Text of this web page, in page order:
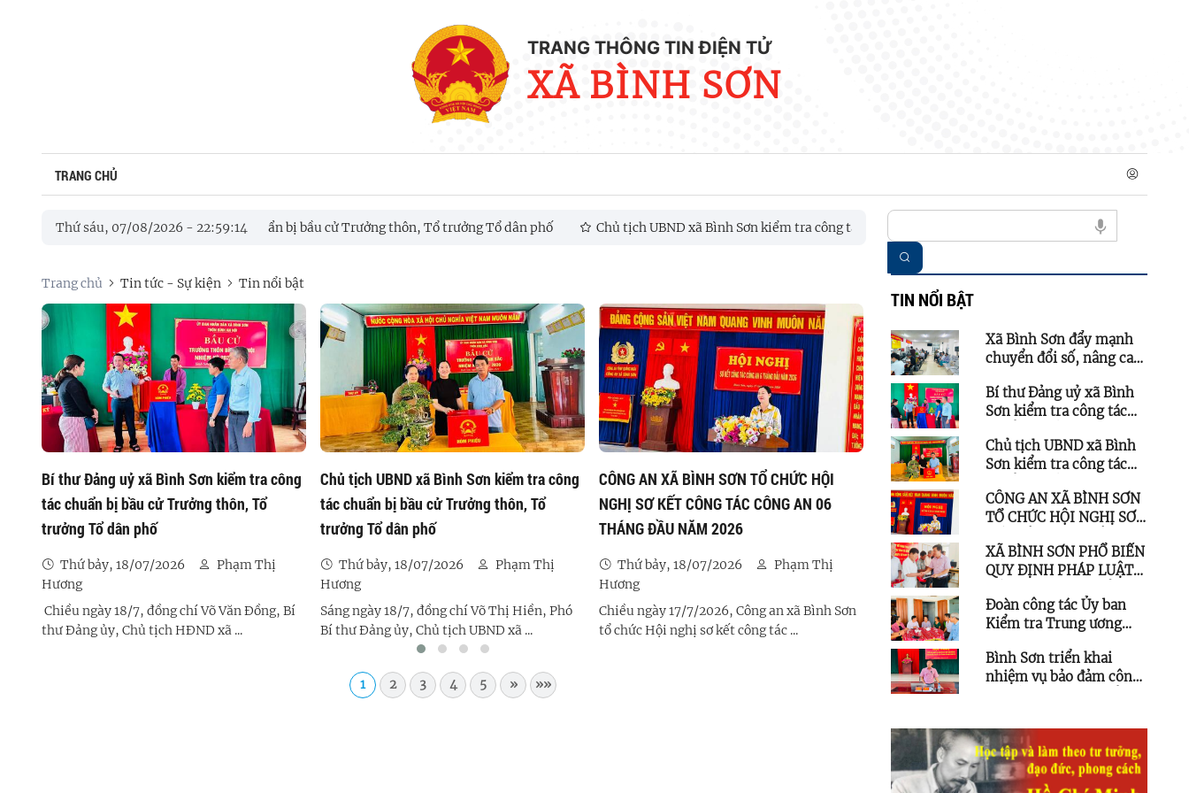
TRANG THÔNG TIN ĐIỆN TỬ
XÃ BÌNH SƠN
TRANG CHỦ
Thứ sáu, 07/08/2026 - 22:59:15
uỷ xã Bình Sơn kiểm tra công tác chuẩn bị bầu cử Trưởng thôn, Tổ trưởng Tổ dân phố
Chủ tịch UBND xã Bình Sơn kiểm tra công tác chuẩn bị bầu cử Trưởng thôn, Tổ trưởng Tổ dân phố
Trang chủ
Tin tức - Sự kiện Tin nổi bật
Bí thư Đảng uỷ xã Bình Sơn kiểm tra công
tác chuẩn bị bầu cử Trưởng thôn, Tổ
trưởng Tổ dân phố
Thứ bảy, 18/07/2026
Phạm Thị
Hương
Chiều ngày 18/7, đồng chí Võ Văn Đồng, Bí
thư Đảng ủy, Chủ tịch HĐND xã ...
Chủ tịch UBND xã Bình Sơn kiểm tra công
tác chuẩn bị bầu cử Trưởng thôn, Tổ
trưởng Tổ dân phố
Thứ bảy, 18/07/2026
Phạm Thị
Hương
Sáng ngày 18/7, đồng chí Võ Thị Hiền, Phó
Bí thư Đảng ủy, Chủ tịch UBND xã ...
CÔNG AN XÃ BÌNH SƠN TỔ CHỨC HỘI
NGHỊ SƠ KẾT CÔNG TÁC CÔNG AN 06
THÁNG ĐẦU NĂM 2026
Thứ bảy, 18/07/2026
Phạm Thị
Hương
Chiều ngày 17/7/2026, Công an xã Bình Sơn
tổ chức Hội nghị sơ kết công tác ...
XÃ BÌNH SƠN PHỔ BIẾN QUY ĐỊNH PHÁP
LUẬT VỀ KHAI THÁC THỦY SẢN VÀ TRAO
GIẤY CHỨNG NHẬN CHO TÀU CÁ DƯỚI 6
MÉT
Thứ bảy, 18/07/2026
Phạm Thị
Hương
Chiều ngày 17/7/2026, tại Trạm Kiểm soát
Biên phòng Bình Thạnh, UBND xã ...
1 2 3 4 5 » »»
TIN NỔI BẬT
Xã Bình Sơn đẩy mạnh
chuyển đổi số, nâng cao
dân
Bí thư Đảng uỷ xã Bình
Sơn kiểm tra công tác
thôn, Tổ trưởng Tổ dân
phố
Chủ tịch UBND xã Bình
Sơn kiểm tra công tác
thôn, Tổ trưởng Tổ dân
phố
CÔNG AN XÃ BÌNH SƠN
TỔ CHỨC HỘI NGHỊ SƠ
AN 06 THÁNG ĐẦU NĂM
2026
XÃ BÌNH SƠN PHỔ BIẾN
QUY ĐỊNH PHÁP LUẬT
SẢN VÀ TRAO GIẤY
CHỨNG NHẬN CHO TÀU
CÁ DƯỚI 6 MÉT
Đoàn công tác Ủy ban
Kiểm tra Trung ương
sách tại xã Bình Sơn
Bình Sơn triển khai
nhiệm vụ bảo đảm công
chưa xác định thông tin